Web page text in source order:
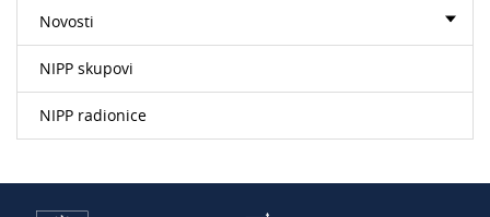
Novosti
NIPP skupovi
NIPP radionice